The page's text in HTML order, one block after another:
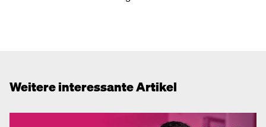
Weitere interessante Artikel